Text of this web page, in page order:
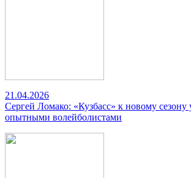
21.04.2026
Сергей Ломако: «Кузбасс» к новому сезону
опытными волейболистами